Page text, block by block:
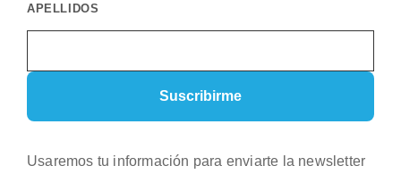
APELLIDOS
Usaremos tu información para enviarte la newsletter